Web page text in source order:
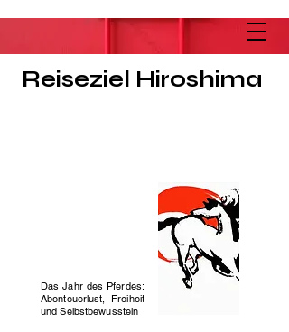
Reiseziel Hiroshima
Das Jahr des Pferdes:
Abenteuerlust, Freiheit
und Selbstbewusstein